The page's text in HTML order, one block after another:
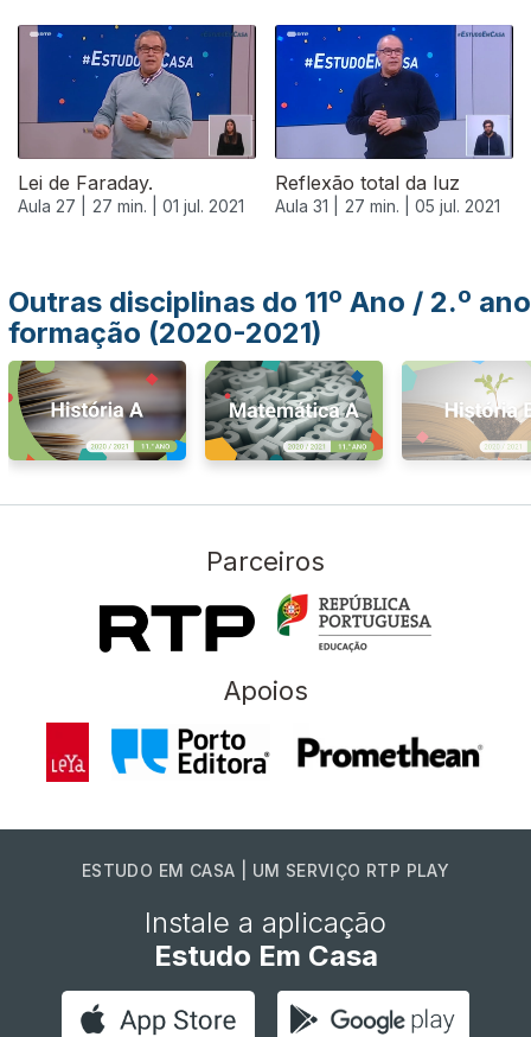
Lei de Faraday.
Aula 27 | 27 min. | 01 jul. 2021
Reflexão total da luz
Aula 31 | 27 min. | 05 jul. 2021
555587
Outras disciplinas do 11º Ano / 2.º ano
formação (2020-2021)
Parceiros
Apoios
ESTUDO EM CASA | UM SERVIÇO RTP PLAY
Instale a aplicação
Estudo Em Casa